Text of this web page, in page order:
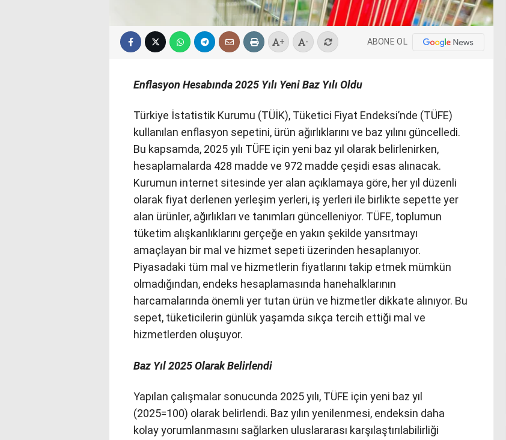
+ - ABONE OL
Enflasyon Hesabında 2025 Yılı Yeni Baz Yılı Oldu
Türkiye İstatistik Kurumu (TÜİK), Tüketici Fiyat Endeksi’nde (TÜFE)
kullanılan enflasyon sepetini, ürün ağırlıklarını ve baz yılını güncelledi.
Bu kapsamda, 2025 yılı TÜFE için yeni baz yıl olarak belirlenirken,
hesaplamalarda 428 madde ve 972 madde çeşidi esas alınacak.
Kurumun internet sitesinde yer alan açıklamaya göre, her yıl düzenli
olarak fiyat derlenen yerleşim yerleri, iş yerleri ile birlikte sepette yer
alan ürünler, ağırlıkları ve tanımları güncelleniyor. TÜFE, toplumun
tüketim alışkanlıklarını gerçeğe en yakın şekilde yansıtmayı
amaçlayan bir mal ve hizmet sepeti üzerinden hesaplanıyor.
Piyasadaki tüm mal ve hizmetlerin fiyatlarını takip etmek mümkün
olmadığından, endeks hesaplamasında hanehalklarının
harcamalarında önemli yer tutan ürün ve hizmetler dikkate alınıyor. Bu
sepet, tüketicilerin günlük yaşamda sıkça tercih ettiği mal ve
hizmetlerden oluşuyor.
Baz Yıl 2025 Olarak Belirlendi
Yapılan çalışmalar sonucunda 2025 yılı, TÜFE için yeni baz yıl
(2025=100) olarak belirlendi. Baz yılın yenilenmesi, endeksin daha
kolay yorumlanmasını sağlarken uluslararası karşılaştırılabilirliği